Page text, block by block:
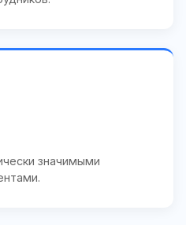
значимыми